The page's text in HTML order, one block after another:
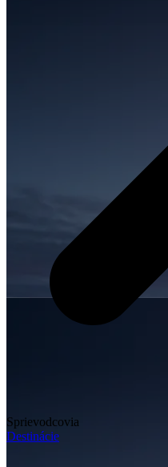
Sprievodcovia
Destinácie